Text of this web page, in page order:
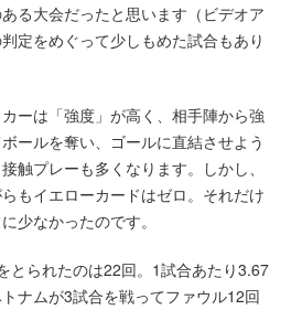
る大会だったと思います（ビデオア
定をめぐって少しもめた試合もあり
ーは「強度」が高く、相手陣から強
ールを奪い、ゴールに直結させよう
触プレーも多くなります。しかし、
もイエローカードはゼロ。それだけ
少なかったのです。
とられたのは22回。1試合あたり3.67
ナムが3試合を戦ってファウル12回